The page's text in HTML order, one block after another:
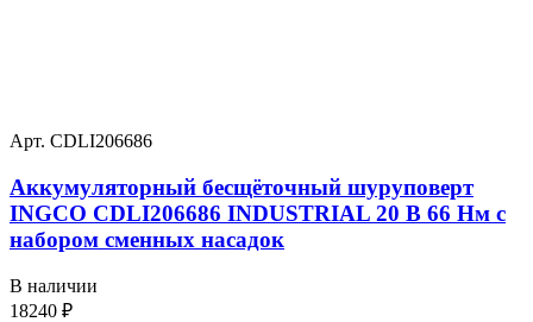
Арт. CDLI206686
Аккумуляторный бесщёточный шуруповерт
INGCO CDLI206686 INDUSTRIAL 20 В 66 Нм с
набором сменных насадок
В наличии
18240 ₽